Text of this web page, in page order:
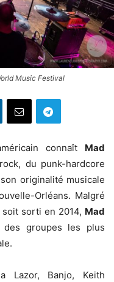
Music Festival
connaît Mad
du punk-hardcore
originalité musicale
Orléans. Malgré
soit sorti en 2014, Mad
des groupes les plus
Lazor, Banjo, Keith